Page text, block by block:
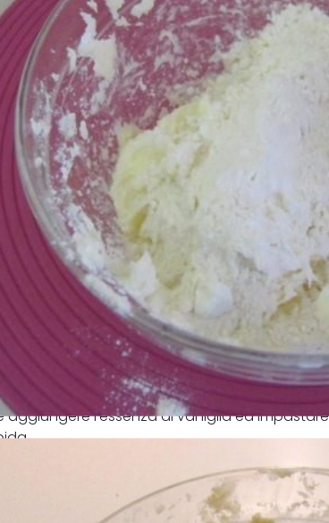
aggiungere l'essenza di vaniglia ed